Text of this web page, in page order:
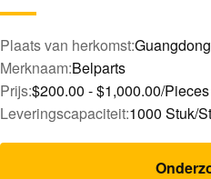
Plaats van herkomst:
Merknaam:Belparts
Prijs:$200.00 - $1,000.00/Pieces
Leveringscapaciteit:1000 Stuk/